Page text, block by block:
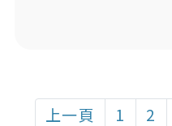
上一頁 1 2